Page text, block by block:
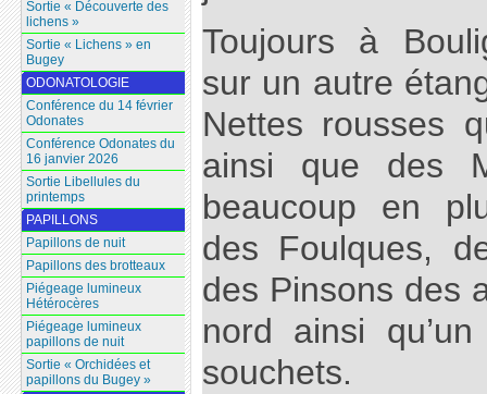
Toujours à
sur un autre
Nettes rousses
ainsi que des
beaucoup en
des Foulques,
des Pinsons des
nord ainsi
souchets.
Sortie « Découverte des
lichens »
Sortie « Lichens » en
Bugey
ODONATOLOGIE
Conférence du 14 février
Odonates
Conférence Odonates du
16 janvier 2026
Sortie Libellules du
printemps
PAPILLONS
Papillons de nuit
Papillons des brotteaux
Piégeage lumineux
Hétérocères
Piégeage lumineux
papillons de nuit
Sortie « Orchidées et
papillons du Bugey »